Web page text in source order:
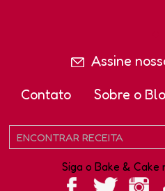
Assine
Contato
Sobre o
Siga o Bake & Cake